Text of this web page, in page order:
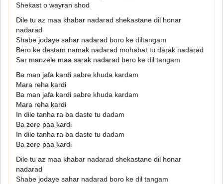
Shekast o wayran shod
Dile tu az maa khabar nadarad shekastane dil honar
nadarad
Shabe jodaye sahar nadarad boro ke diltangam
Bero ke destam namak nadarad mohabat tu darak nadarad
Sar manzele maa sarak nadarad bero ke dil tangam
Ba man jafa kardi sabre khuda kardam
Mara reha kardi
Ba man jafa kardi sabre khuda kardam
Mara reha kardi
In dile tanha ra ba daste tu dadam
Ba zere paa kardi
In dile tanha ra ba daste tu dadam
Ba zere paa kardi
Dile tu az maa khabar nadarad shekastane dil honar
nadarad
Shabe jodaye sahar nadarad boro ke dil tangam